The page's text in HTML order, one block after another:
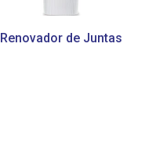
Renovador de Juntas